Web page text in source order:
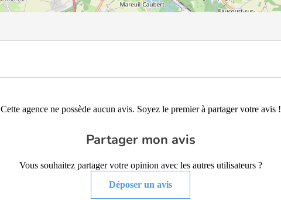
Cette agence ne possède aucun avis. Soyez le premier à partager votre avis !
Partager mon avis
Vous souhaitez partager votre opinion avec les autres utilisateurs ?
Déposer un avis